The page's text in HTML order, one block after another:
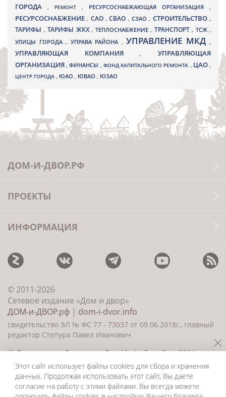
ГОРОДА
, РЕМОНТ , РЕСУРСОСНАБЖАЮЩАЯ ОРГАНИЗАЦИЯ ,
РЕСУРСОСНАБЖЕНИЕ, САО,СВАО ,СЗАО, СТРОИТЕЛЬСТВО,
ТАРИФЫ , ТАРИФЫ ЖКХ , ТЕПЛОСНАБЖЕНИЕ , ТРАНСПОРТ , ТСЖ ,
УЛИЦЫ ГОРОДА , УПРАВА РАЙОНА , УПРАВЛЕНИЕ МКД ,
УПРАВЛЯЮЩАЯ КОМПАНИЯ,УПРАВЛЯЮЩАЯ
ОРГАНИЗАЦИЯ,ФИНАНСЫ , ФОНД КАПИТАЛЬНОГО РЕМОНТА , ЦАО,
ЦЕНТР ГОРОДА , ЮАО , ЮВАО , ЮЗАО
ДОМ-И-ДВОР.РФ
ПРОЕКТЫ
ИНФОРМАЦИЯ
© 2011-2026
Сетевое издание «Дом и двор»
ДОМ-и-ДВОР.рф | dom-i-dvor.info
свидетельство ЭЛ № ФС 77 - 73037 от 09.06.2018г., главный
редактор Степура Павел Иванович
©Создание сайта и дизайн«ИнфоДизайн» 2011—
2026
Этот сайт использует файлы cookies для сбора и хранения
данных. Продолжая использовать этот сайт, Вы даете
согласие на работу с этими файлами. Вы всегда можете